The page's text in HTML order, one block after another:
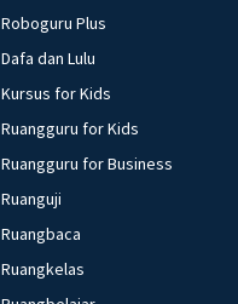
Roboguru Plus
Dafa dan Lulu
Kursus for Kids
Ruangguru for Kids
Ruangguru for Business
Ruanguji
Ruangbaca
Ruangkelas